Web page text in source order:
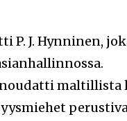
P. J. Hynninen,
maltillista